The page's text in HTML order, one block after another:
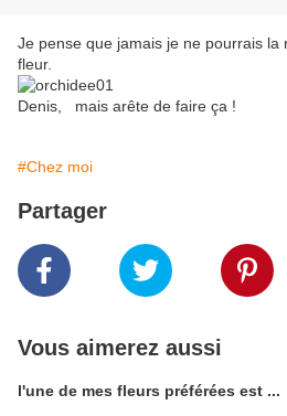
Je pense que jamais je ne pourrais la
fleur.
Denis, mais arête de faire ça !
#Chez moi
Partager
Vous aimerez aussi
l'une de mes fleurs préférées est ...